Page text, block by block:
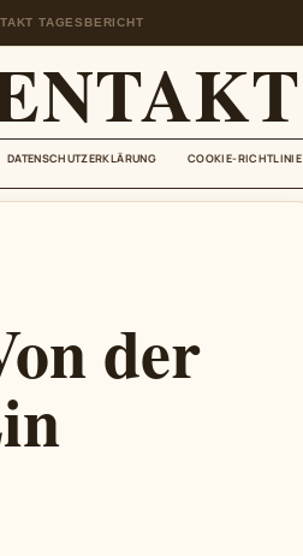
TAGESBERICHT
DATENSCHUTZERKLÄRUNG COOKIE-RICHTLINIE
der